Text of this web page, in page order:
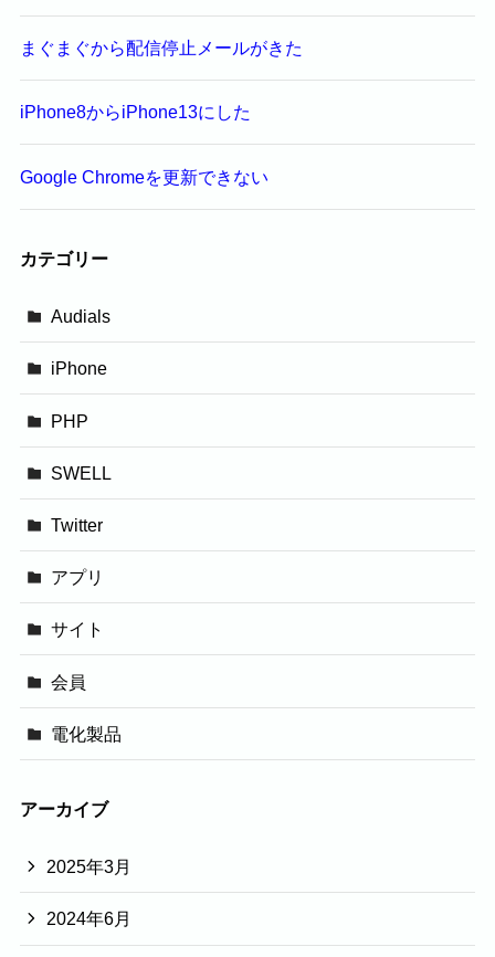
まぐまぐから配信停止メールがきた
iPhone8からiPhone13にした
Google Chromeを更新できない
カテゴリー
Audials
iPhone
PHP
SWELL
Twitter
アプリ
サイト
会員
電化製品
アーカイブ
2025年3月
2024年6月